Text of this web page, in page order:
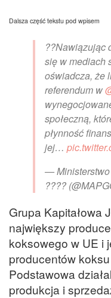
Dalsza część tekstu pod wpisem
??Nawiązując
się w mediach
oświadcza, że
referendum w
społeczną,
płynność
jej…
—
????
Grupa Kapitałowa
największy
koksowego w UE i
producentów
Podstawowa
produkcja i